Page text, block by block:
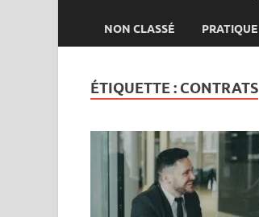
NON CLASSÉ PRATIQUE
ÉTIQUETTE : CONTRATS